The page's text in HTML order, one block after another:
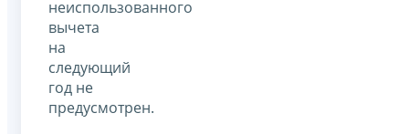
неиспользованного
вычета
на
следующий
год не
предусмотрен.